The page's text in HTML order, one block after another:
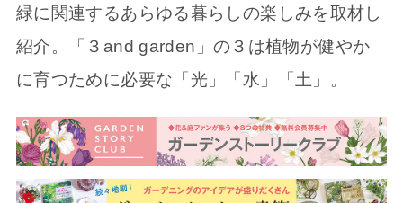
緑に関連するあらゆる暮らしの楽しみを取材し
紹介。「３and garden」の３は植物が健やか
に育つために必要な「光」「水」「土」。